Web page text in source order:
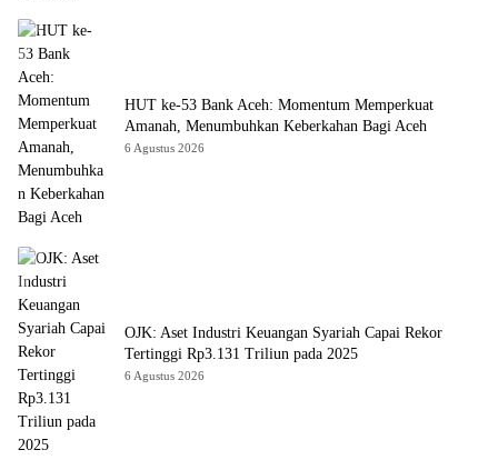
HUT ke-53 Bank Aceh: Momentum Memperkuat
Amanah, Menumbuhkan Keberkahan Bagi Aceh
6 Agustus 2026
OJK: Aset Industri Keuangan Syariah Capai Rekor
Tertinggi Rp3.131 Triliun pada 2025
6 Agustus 2026